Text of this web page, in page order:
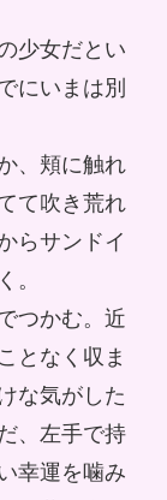
少女だとい
にいまは別
、頬に触れ
て吹き荒れ
らサンドイ
。
つかむ。近
となく収ま
な気がした
、左手で持
幸運を噛み